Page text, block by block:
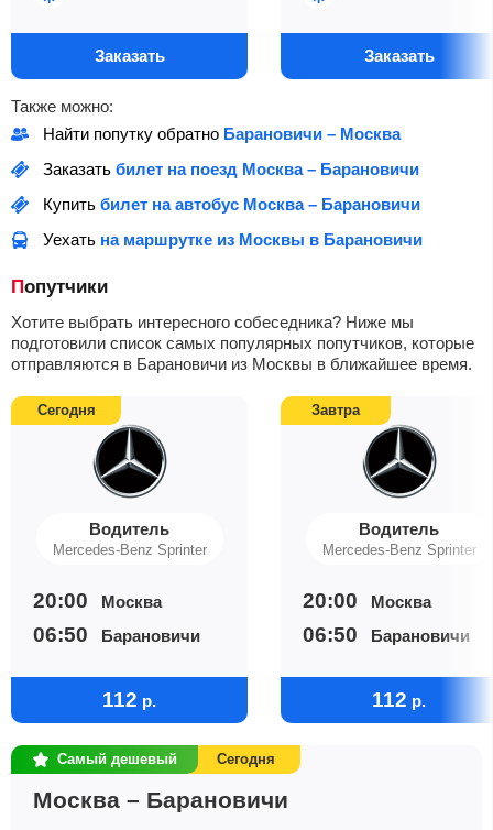
Заказать Заказать
Также можно:
Найти попутку обратно Барановичи – Москва
Заказать билет на поезд Москва – Барановичи
Купить билет на автобус Москва – Барановичи
Уехать на маршрутке из Москвы в Барановичи
Попутчики
Хотите выбрать интересного собеседника? Ниже мы
подготовили список самых популярных попутчиков, которые
отправляются в Барановичи из Москвы в ближайшее время.
Сегодня
Водитель
Mercedes-Benz Sprinter
20:00 Москва
06:50 Барановичи
112 р.
Завтра
Водитель
Mercedes-Benz Sprinter
20:00 Москва
06:50 Барановичи
112 р.
Самый дешевый Сегодня
Москва – Барановичи